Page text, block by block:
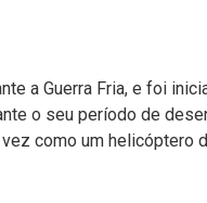
a Guerra Fria, e foi
o seu período de
como um helicóptero